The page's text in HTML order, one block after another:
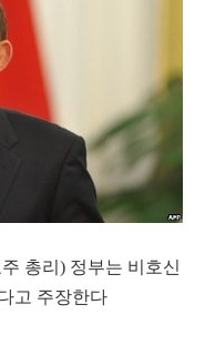
총리) 정부는 비호신
고 주장한다